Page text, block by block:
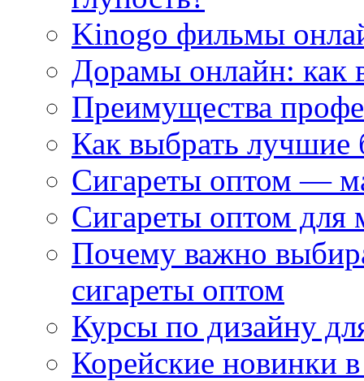
Kinogo фильмы
Дорамы онлайн: как
Преимущества
Как выбрать
Сигареты оптом —
Сигареты оптом для
Почему важно
сигареты оптом
Курсы по дизайну
Корейские новинки